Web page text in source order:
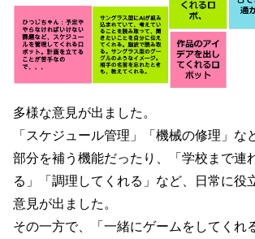
多様な意見が出ました。
「スケジュール管理」「機械の修理」な
部分を補う機能だったり、「学校まで連
る」「調理してくれる」など、日常に役
意見が出ました。
その一方で、「一緒にゲームをしてくれ